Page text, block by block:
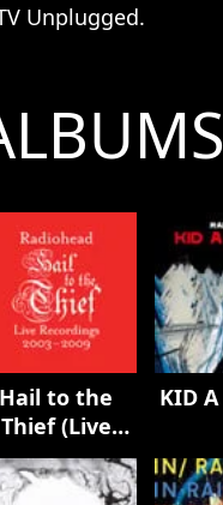
Unplugged.
Hail to the
Thief (Live
2003-2009)
KID